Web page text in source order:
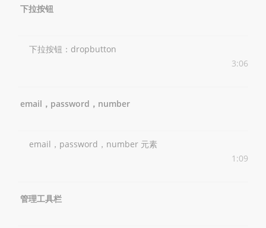
下拉按钮
下拉按钮：dropbutton
3:06
email，password，number
email，password，number 元素
1:09
管理工具栏